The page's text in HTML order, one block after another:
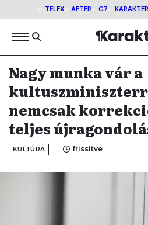
TELEX AFTER G7 KARAKTER
Nagy munka vár a
nemcsak
teljes
KULTÚRA frissítve